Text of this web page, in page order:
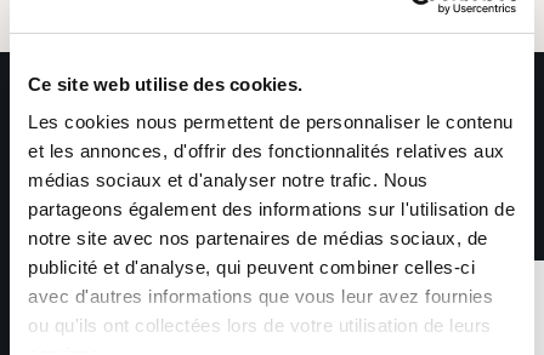
Ce site web utilise des cookies.
Les cookies nous permettent de personnaliser le contenu
et les annonces, d'offrir des fonctionnalités relatives aux
médias sociaux et d'analyser notre trafic. Nous
partageons également des informations sur l'utilisation de
notre site avec nos partenaires de médias sociaux, de
publicité et d'analyse, qui peuvent combiner celles-ci
avec d'autres informations que vous leur avez fournies
ou qu'ils ont collectées lors de votre utilisation de leurs
Email *
Envoyer
1 sur 4